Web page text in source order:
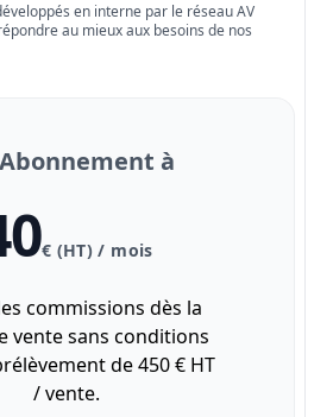
en interne par le réseau AV
au mieux aux besoins de nos
à
€ (HT) / mois
commissions dès la
vente sans conditions
de 450 € HT
/ vente.